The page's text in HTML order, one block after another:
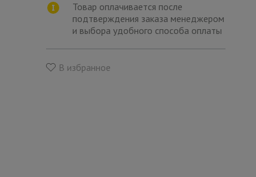
товаров
Товар оплачивается после
подтверждения заказа менеджером
и выбора удобного способа оплаты
В избранное